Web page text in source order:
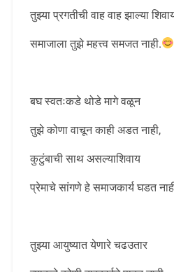
तुझ्या प्रगतीची वाह वाह झाल्या
समाजाला तुझे महत्त्व समजत नाही.
बघ स्वतःकडे थोडे मागे वळून
तुझे कोणा वाचून काही अडत नाही,
कुटुंबाची साथ असल्याशिवाय
प्रेमाचे सांगणे हे समाजकार्य घडत
तुझ्या आयुष्यात येणारे चढउतार